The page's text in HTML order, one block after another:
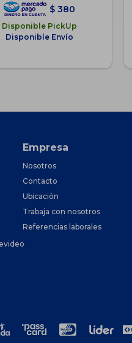
$ 380
Disponible PickUp
Disponible Envío
Empresa
Nosotros
Contacto
Ubicación
Trabaja con nosotros
Referencias laborales